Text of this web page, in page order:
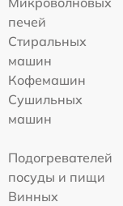
печей
Стиральных
машин
Кофемашин
Сушильных
машин
Подогревателей
посуды и пищи
Винных